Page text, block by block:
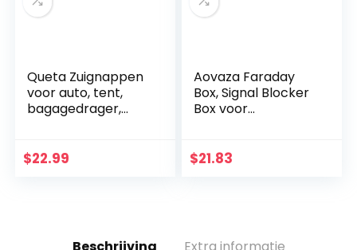
Queta Zuignappen
voor auto, tent,
bagagedrager,
haken,
$22.99
Aovaza Faraday
Box, Signal Blocker
Box voor
Sleutelhanger
$21.83
Beschrijving Extra informatie